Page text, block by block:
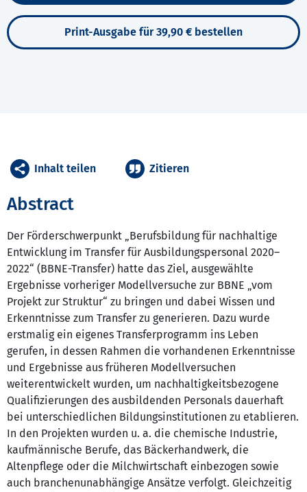
Print-Ausgabe für 39,90 € bestellen
Abstract
Der Förderschwerpunkt „Berufsbildung für nachhaltige
Entwicklung im Transfer für Ausbildungspersonal 2020–
2022“ (BBNE-Transfer) hatte das Ziel, ausgewählte
Ergebnisse vorheriger Modellversuche zur BBNE „vom
Projekt zur Struktur“ zu bringen und dabei Wissen und
Erkenntnisse zum Transfer zu generieren. Dazu wurde
erstmalig ein eigenes Transferprogramm ins Leben
gerufen, in dessen Rahmen die vorhandenen Erkenntnisse
und Ergebnisse aus früheren Modellversuchen
weiterentwickelt wurden, um nachhaltigkeitsbezogene
Qualifizierungen des ausbildenden Personals dauerhaft
bei unterschiedlichen Bildungsinstitutionen zu etablieren.
In den Projekten wurden u. a. die chemische Industrie,
kaufmännische Berufe, das Bäckerhandwerk, die
Altenpflege oder die Milchwirtschaft einbezogen sowie
auch branchenunabhängige Ansätze verfolgt. Gleichzeitig
Inhalt teilen Zitieren